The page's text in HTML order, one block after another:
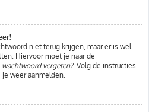
niet terug krijgen, maar er is wel
Hiervoor moet je naar de
wachtwoord vergeten?. Volg de instructies
weer aanmelden.